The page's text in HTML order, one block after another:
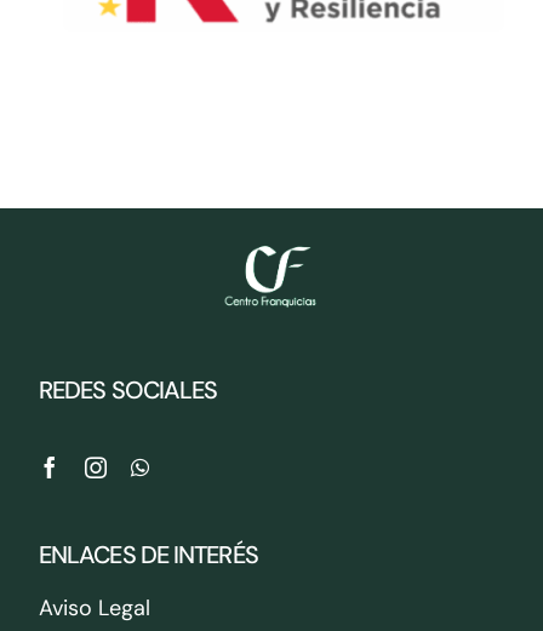
REDES SOCIALES
ENLACES DE INTERÉS
Aviso Legal